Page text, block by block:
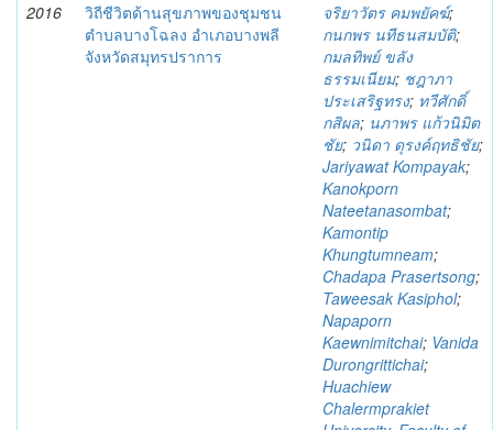
2016
วิถีชีวิตด้านสุขภาพของชุมชน
ตำบลบางโฉลง อำเภอบางพลี
จังหวัดสมุทรปราการ
จริยาวัตร คมพยัคฆ์;
กนกพร นทีธนสมบัติ;
กมลทิพย์ ขลัง
ธรรมเนียม; ชฎาภา
ประเสริฐทรง; ทวีศักดิ์
กสิผล; นภาพร แก้วนิมิต
ชัย; วนิดา ดุรงค์ฤทธิชัย;
Jariyawat Kompayak;
Kanokporn
Nateetanasombat;
Kamontip
Khungtumneam;
Chadapa Prasertsong;
Taweesak Kasiphol;
Napaporn
Kaewnimitchai; Vanida
Durongrittichai;
Huachiew
Chalermprakiet